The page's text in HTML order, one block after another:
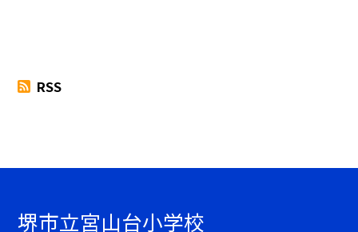
RSS
堺市立宮山台小学校